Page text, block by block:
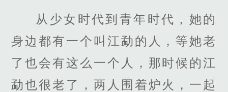
从少女时代到青年时代，她的
身边都有一个叫江勐的人，等她老
了也会有这么一个人，那时候的江
勐也很老了，两人围着炉火，一起